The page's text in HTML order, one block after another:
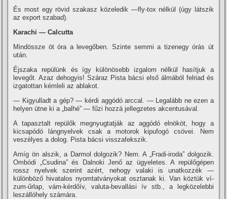
És most egy rövid szakasz közeledik —fly-tox nélkül (úgy látszik
az export szabad).
Karachi — Calcutta
Mindössze öt óra a levegőben. Szinte semmi a tizenegy órás út
után.
Éjszaka repülünk és í­gy különösebb izgalom nélkül hasí­tjuk a
levegőt. Azaz dehogyis! Száraz Pista bácsi első álmából felriad és
izgatottan kémleli az ablakot.
— Kigyulladt a gép? — kérdi aggódó arccal. — Legalább ne ezen a
helyen ütne ki a „balhé” — fűzi hozzá jellegzetes akcentusával.
A tapasztalt repülők megnyugtatják az aggódó elnököt, hogy a
kicsapódó lángnyelvek csak a motorok kipufogó csövei. Nem
veszélyes a dolog. Pista bácsi visszafekszik.
Amí­g ön alszik, a Darmol dolgozik? Nem. A „Fradi-iroda” dolgozik.
Ombódi „Csudina” és Dalnoki Jenő az ügyeletes. A repülőgépen
rossz nyelvek szerint azért, nehogy valaki is unatkozzék —
különböző hivatalos nyomtatványokat osztanak ki. Van köztük ví­
zum-űrlap, vám-kérdőí­v, valuta-bevallási í­v stb., a legközelebbi
leszállóhely számára.